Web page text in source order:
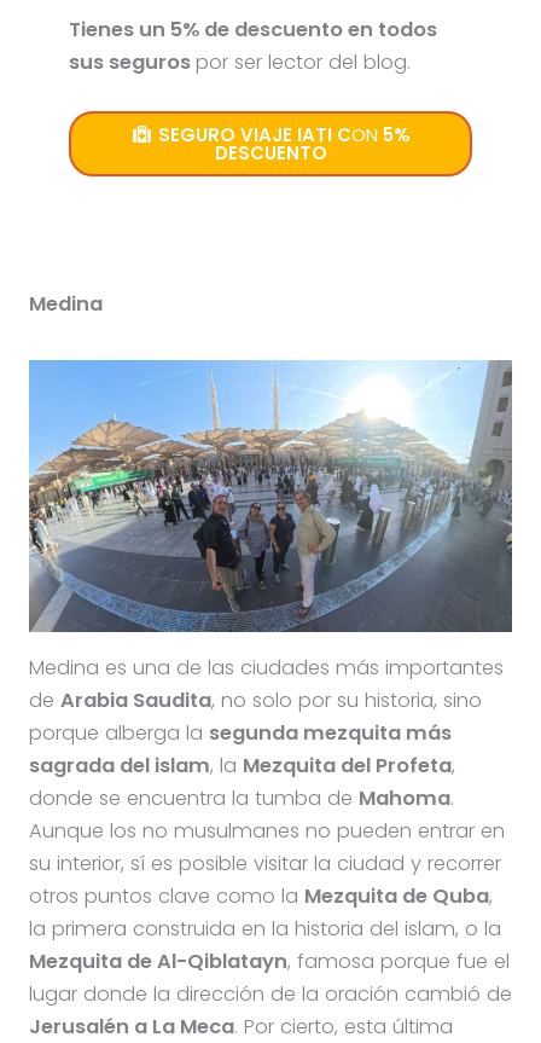
Tienes un 5% de descuento en todos
sus seguros por ser lector del blog.
SEGURO VIAJE IATI CON5%
DESCUENTO
Medina
Medina es una de las ciudades más importantes
de Arabia Saudita, no solo por su historia, sino
porque alberga la segunda mezquita más
sagrada del islam, la Mezquita del Profeta,
donde se encuentra la tumba de Mahoma.
Aunque los no musulmanes no pueden entrar en
su interior, sí es posible visitar la ciudad y recorrer
otros puntos clave como la Mezquita de Quba,
la primera construida en la historia del islam, o la
Mezquita de Al-Qiblatayn, famosa porque fue el
lugar donde la dirección de la oración cambió de
Jerusalén a La Meca. Por cierto, esta última